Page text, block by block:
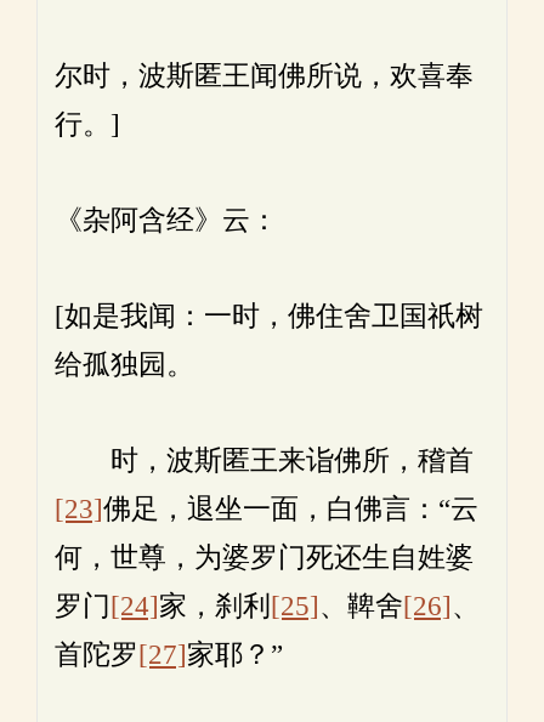
尔时，波斯匿王闻佛所说，欢喜奉
行。]
《杂阿含经》云：
[如是我闻：一时，佛住舍卫国祇树
给孤独园。
时，波斯匿王来诣佛所，稽首
[23]佛足，退坐一面，白佛言：“云
何，世尊，为婆罗门死还生自姓婆
罗门[24]家，刹利 [25]、鞞舍[26]、
首陀罗[27]家耶？”